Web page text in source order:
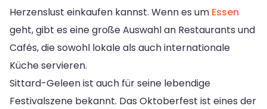
Herzenslust einkaufen kannst. Wenn es um Essen
geht, gibt es eine große Auswahl an Restaurants und
Cafés, die sowohl lokale als auch internationale
Küche servieren.
Sittard-Geleen ist auch für seine lebendige
Festivalszene bekannt. Das Oktoberfest ist eines der